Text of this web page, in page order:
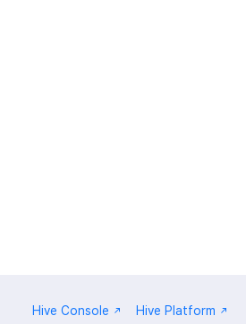
Hive Console Hive Platform